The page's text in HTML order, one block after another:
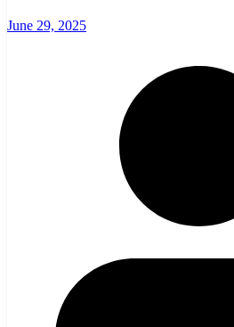
June 29, 2025